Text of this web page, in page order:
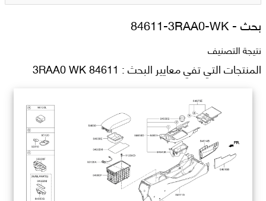
بحث -84611-3RAA0-WK
نتيجة التصنيف
المنتجات التي تفي معايير البحث : 84611 3RAA0 WK